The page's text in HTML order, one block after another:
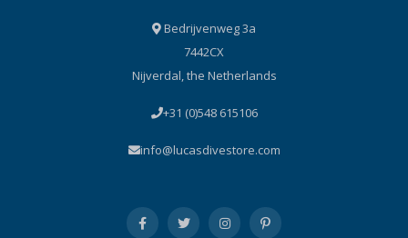
Bedrijvenweg 3a
7442CX
Nijverdal, the Netherlands
+31 (0)548 615106
info@lucasdivestore.com